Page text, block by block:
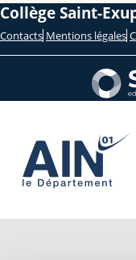
Collège Saint-
Contacts Mentions légales